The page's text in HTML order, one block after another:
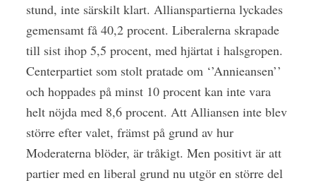
stund, inte särskilt klart. Allianspartierna lyckades
gemensamt få 40,2 procent. Liberalerna skrapade
till sist ihop 5,5 procent, med hjärtat i halsgropen.
Centerpartiet som stolt pratade om ‘’Annieansen’’
och hoppades på minst 10 procent kan inte vara
helt nöjda med 8,6 procent. Att Alliansen inte blev
större efter valet, främst på grund av hur
Moderaterna blöder, är tråkigt. Men positivt är att
partier med en liberal grund nu utgör en större del